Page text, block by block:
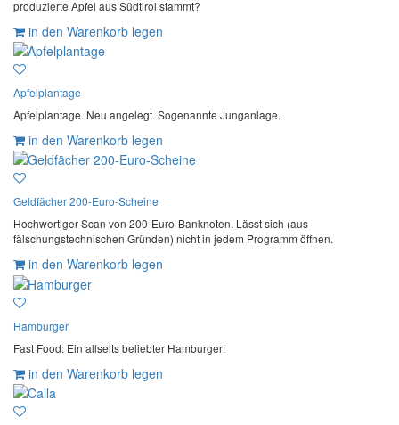
produzierte Apfel aus Südtirol stammt?
in den Warenkorb legen
Apfelplantage
Apfelplantage. Neu angelegt. Sogenannte Junganlage.
in den Warenkorb legen
Geldfächer 200-Euro-Scheine
Hochwertiger Scan von 200-Euro-Banknoten. Lässt sich (aus
fälschungstechnischen Gründen) nicht in jedem Programm öffnen.
in den Warenkorb legen
Hamburger
Fast Food: Ein allseits beliebter Hamburger!
in den Warenkorb legen